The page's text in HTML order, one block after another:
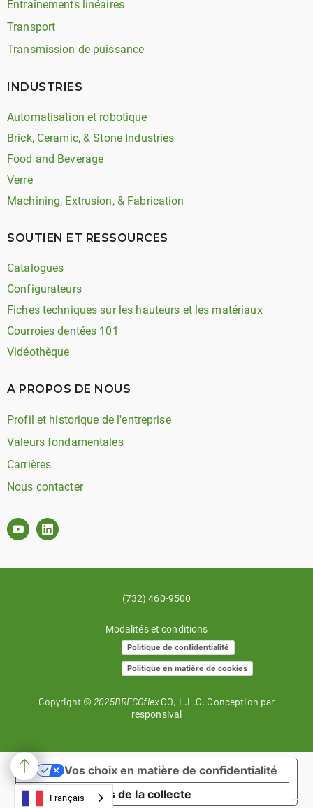
Entraînements linéaires
Transport
Transmission de puissance
INDUSTRIES
Automatisation et robotique
Brick, Ceramic, & Stone Industries
Food and Beverage
Verre
Machining, Extrusion, & Fabrication
SOUTIEN ET RESSOURCES
Catalogues
Configurateurs
Fiches techniques sur les hauteurs et les matériaux
Courroies dentées 101
Vidéothèque
A PROPOS DE NOUS
Profil et historique de l'entreprise
Valeurs fondamentales
Carrières
Nous contacter
(732) 460-9500
Modalités et conditions
Politique de confidentialité
Politique en matière de cookies
Copyright ©2025BRECOflexCO, L.L.C. Conception par
responsival
Français
Notification lors de la collecte
Vos choix en matière de confidentialité